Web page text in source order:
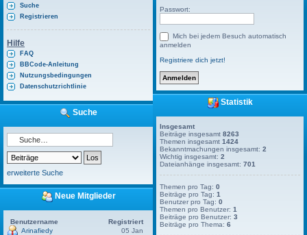
Suche
Registrieren
Hilfe
FAQ
BBCode-Anleitung
Nutzungsbedingungen
Datenschutzrichtlinie
Suche
erweiterte Suche
Neue Mitglieder
Benutzername
Registriert
Arinafiedy
05 Jan
Passwort:
Mich bei jedem Besuch automatisch
anmelden
Registriere dich jetzt!
Statistik
Insgesamt
Beiträge insgesamt8263
Themen insgesamt1424
Bekanntmachungen insgesamt:2
Wichtig insgesamt:2
Dateianhänge insgesamt:701
Themen pro Tag:0
Beiträge pro Tag:1
Benutzer pro Tag:0
Themen pro Benutzer:1
Beiträge pro Benutzer:3
Beiträge pro Thema:6